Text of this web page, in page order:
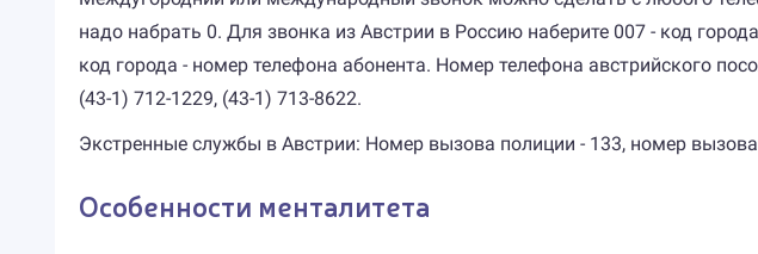
надо набрать 0. Для звонка из Австрии в Россию наберите 007 - код
код города - номер телефона абонента. Номер телефона австрийского
(43-1) 712-1229, (43-1) 713-8622.
Экстренные службы в Австрии: Номер вызова полиции - 133, номер
Особенности менталитета